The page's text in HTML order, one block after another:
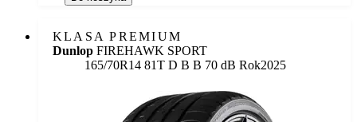
KLASA PREMIUM
Dunlop FIREHAWK SPORT
165/70R14 81T Etykieta:
D B B 70 dB Rok2025